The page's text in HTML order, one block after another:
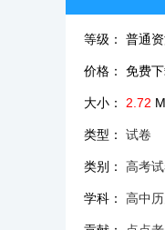
等级： 普通
价格： 免费
大小： 2.72
类型： 试卷
类别： 高考
学科： 高中